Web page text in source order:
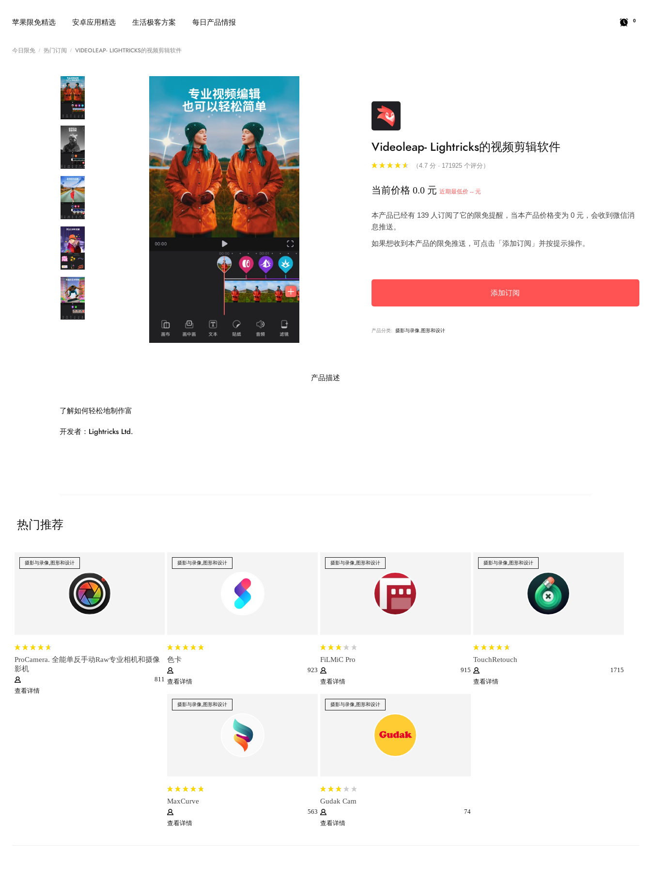
苹果限免精选 安卓应用精选 生活极客方案 每日产品情报 0
今日限免 热门订阅 VIDEOLEAP- LIGHTRICKS的视频剪辑软件
Videoleap- Lightricks的视频剪辑软件
（4.7 分 · 171925 个评分）
当前价格 0.0 元 近期最低价 -- 元
本产品已经有 139 人订阅了它的限免提醒，当本产品价格变为 0 元，会收到微信消
息推送。
如果想收到本产品的限免推送，可点击「添加订阅」并按提示操作。
添加订阅
产品分类: 摄影与录像,图形和设计
产品描述
了解如何轻松地制作富
开发者：Lightricks Ltd.
热门推荐
摄影与录像,图形和设计
ProCamera. 全能单反手动Raw专业相机和摄像
影机
811
查看详情
摄影与录像,图形和设计
色卡
923
查看详情
摄影与录像,图形和设计
FiLMiC Pro
915
查看详情
摄影与录像,图形和设计
TouchRetouch
1715
查看详情
摄影与录像,图形和设计
MaxCurve
563
查看详情
摄影与录像,图形和设计
Gudak Cam
74
查看详情